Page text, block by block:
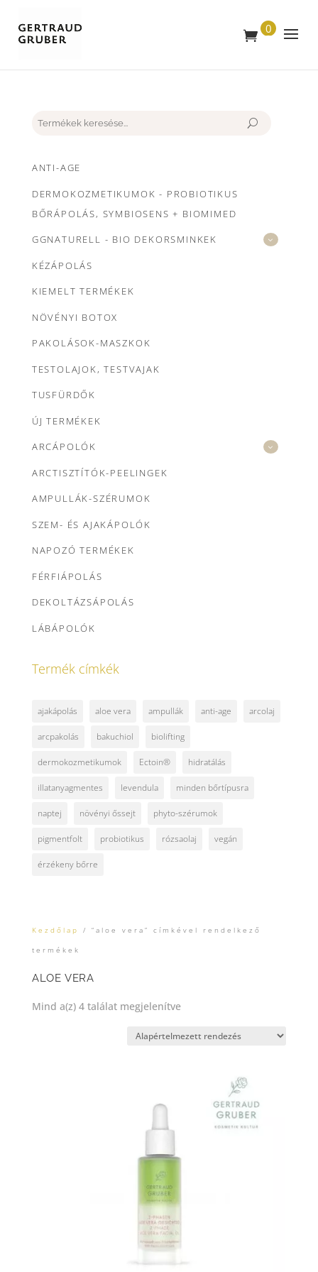
0
T
M
Kezdőlap
/ “aloe vera” címkével rendelkező
termékek
ALOE VERA
Mind a(z) 4 találat megjelenítve
Keresés
ANTI-AGE
DERMOKOZMETIKUMOK - PROBIOTIKUS
BŐRÁPOLÁS, SYMBIOSENS + BIOMIMED
GGNATURELL - BIO DEKORSMINKEK
KÉZÁPOLÁS
KIEMELT TERMÉKEK
NÖVÉNYI BOTOX
PAKOLÁSOK-MASZKOK
TESTOLAJOK, TESTVAJAK
TUSFÜRDŐK
ÚJ TERMÉKEK
ARCÁPOLÓK
ARCTISZTÍTÓK-PEELINGEK
AMPULLÁK-SZÉRUMOK
SZEM- ÉS AJAKÁPOLÓK
NAPOZÓ TERMÉKEK
FÉRFIÁPOLÁS
DEKOLTÁZSÁPOLÁS
LÁBÁPOLÓK
Termék címkék
ajakápolás aloe vera ampullák anti-age arcolaj
arcpakolás bakuchiol biolifting
dermokozmetikumok Ectoin® hidratálás
illatanyagmentes levendula minden bőrtípusra
naptej növényi őssejt phyto-szérumok
pigmentfolt probiotikus rózsaolaj vegán
érzékeny bőrre